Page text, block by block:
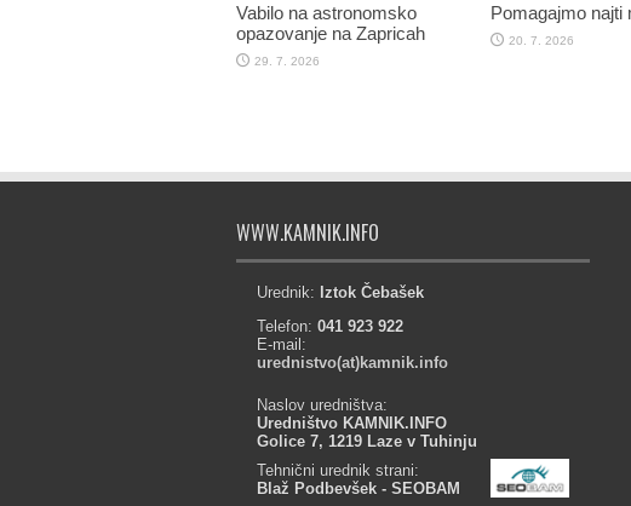
Vabilo na astronomsko
opazovanje na Zapricah
29. 7. 2026
Pomagajmo najti
20. 7. 2026
WWW.KAMNIK.INFO
Urednik: Iztok Čebašek
Telefon: 041 923 922
E-mail:
urednistvo(at)kamnik.info
Naslov uredništva:
Uredništvo KAMNIK.INFO
Golice 7, 1219 Laze v Tuhinju
Tehnični urednik strani:
Blaž Podbevšek - SEOBAM